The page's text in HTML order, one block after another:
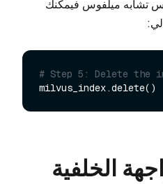
تشابه ميلفوس فيمكنك
# Step 5: Delete the
الخلفية